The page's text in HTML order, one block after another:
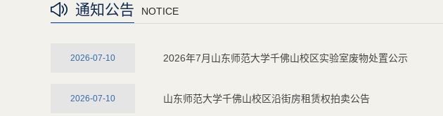
通知公告 NOTICE
2026-07-10 2026年7月山东师范大学千佛山校区实验室废物处置公示
2026-07-10 山东师范大学千佛山校区沿街房租赁权拍卖公告